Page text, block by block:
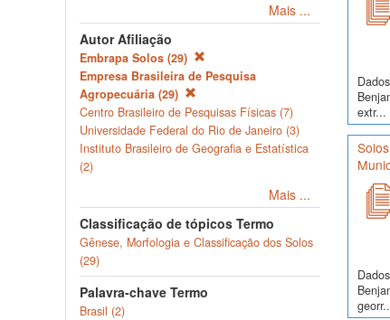
Mais ...
Autor Afiliação
Embrapa Solos (29)
Empresa Brasileira de Pesquisa
Agropecuária (29)
Centro Brasileiro de Pesquisas Físicas (7)
Universidade Federal do Rio de Janeiro (3)
Instituto Brasileiro de Geografia e Estatística
(2)
Mais ...
Classificação de tópicos Termo
Gênese, Morfologia e Classificação dos Solos
(29)
Palavra-chave Termo
Brasil (2)
extr...